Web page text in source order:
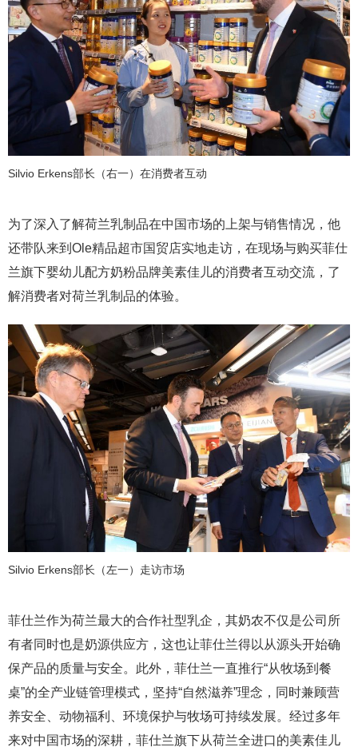
Silvio Erkens部长（右一）在消费者互动
为了深入了解荷兰乳制品在中国市场的上架与销售情况，他
还带队来到Ole精品超市国贸店实地走访，在现场与购买菲仕
兰旗下婴幼儿配方奶粉品牌美素佳儿的消费者互动交流，了
解消费者对荷兰乳制品的体验。
Silvio Erkens部长（左一）走访市场
菲仕兰作为荷兰最大的合作社型乳企，其奶农不仅是公司所
有者同时也是奶源供应方，这也让菲仕兰得以从源头开始确
保产品的质量与安全。此外，菲仕兰一直推行“从牧场到餐
桌”的全产业链管理模式，坚持“自然滋养”理念，同时兼顾营
养安全、动物福利、环境保护与牧场可持续发展。经过多年
来对中国市场的深耕，菲仕兰旗下从荷兰全进口的美素佳儿